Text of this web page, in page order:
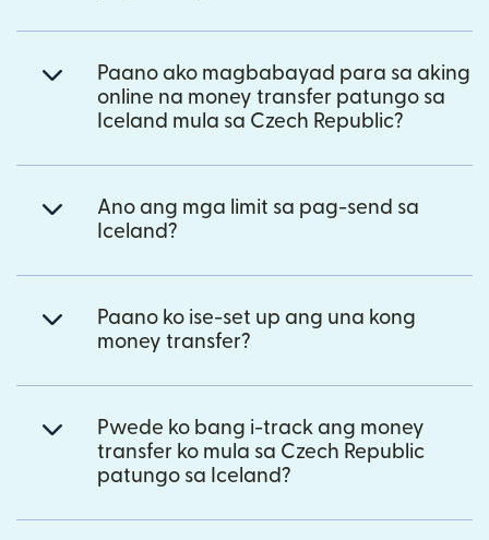
Paano ako magbabayad para sa aking
online na money transfer patungo sa
Iceland mula sa Czech Republic?
Ano ang mga limit sa pag-send sa
Iceland?
Paano ko ise-set up ang una kong
money transfer?
Pwede ko bang i-track ang money
transfer ko mula sa Czech Republic
patungo sa Iceland?